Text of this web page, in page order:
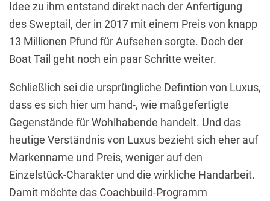
Idee zu ihm entstand direkt nach der Anfertigung
des Sweptail, der in 2017 mit einem Preis von knapp
13 Millionen Pfund für Aufsehen sorgte. Doch der
Boat Tail geht noch ein paar Schritte weiter.
Schließlich sei die ursprüngliche Defintion von Luxus,
dass es sich hier um hand-, wie maßgefertigte
Gegenstände für Wohlhabende handelt. Und das
heutige Verständnis von Luxus bezieht sich eher auf
Markenname und Preis, weniger auf den
Einzelstück-Charakter und die wirkliche Handarbeit.
Damit möchte das Coachbuild-Programm